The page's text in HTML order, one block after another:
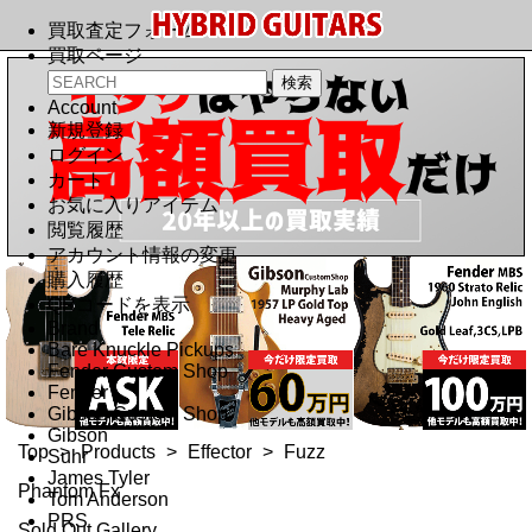
買取査定フォーム
買取ページ
Account
新規登録
ログイン
カート
お気に入りアイテム
閲覧履歴
アカウント情報の変更
購入履歴
QRコードを表示
Brand
Bare Knuckle Pickups
Fender Custom Shop
Fender
Gibson Custom Shop
Gibson
Suhr
James Tyler
Tom Anderson
PRS
Top > Products > Effector >
Fuzz
Phantom Fx